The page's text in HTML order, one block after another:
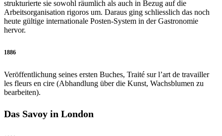
strukturierte sie sowohl räumlich als auch in Bezug auf die
Arbeitsorganisation rigoros um. Daraus ging schliesslich das noch
heute gültige internationale Posten-System in der Gastronomie
hervor.
1886
Veröffentlichung seines ersten Buches, Traité sur l’art de travailler
les fleurs en cire (Abhandlung über die Kunst, Wachsblumen zu
bearbeiten).
Das Savoy in London